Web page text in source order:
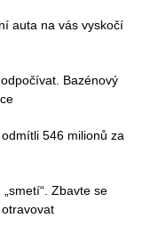
auta na vás vyskočí
Bazénový
546 milionů za
Zbavte se